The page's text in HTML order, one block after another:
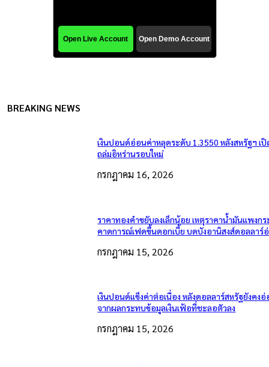
BREAKING NEWS
เงินปอนด์อ่อนค่าหลุดระดับ 1.3550 หลังสหรัฐฯ เ
ถล่มอิหร่านรอบใหม่
กรกฎาคม 16, 2026
ราคาทองคำขยับลงเล็กน้อย เหตุราคาน้ำมันแพงก
คาดการณ์เฟดขึ้นดอกเบี้ย บดบังอานิสงส์ดอลลาร์
กรกฎาคม 15, 2026
เงินปอนด์แข็งค่าต่อเนื่อง หลังดอลลาร์สหรัฐยังคง
จากผลกระทบข้อมูลเงินเฟ้อที่ชะลอตัวลง
กรกฎาคม 15, 2026